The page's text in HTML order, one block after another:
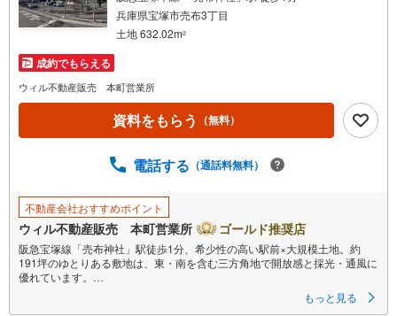
兵庫県宝塚市売布3丁目
土地 632.02m2
成約でもらえる
ウィル不動産販売 本町営業所
資料をもらう （無料）
電話する （通話料無料）
不動産会社おすすめポイント
ウィル不動産販売 本町営業所 ゴールド推奨店
阪急宝塚線「売布神社」駅徒歩1分、希少性の高い駅前×大規模土地。約
191坪のゆとりある敷地は、東・南を含む三方角地で開放感と採光・通風に
優れています。
建築条件はなく、戸建住宅はもちろん、二世帯住宅や併用住宅、事業用地
としてもご検討可能です。建物のプランニングや工務店、ハウスメーカー
もっと見る